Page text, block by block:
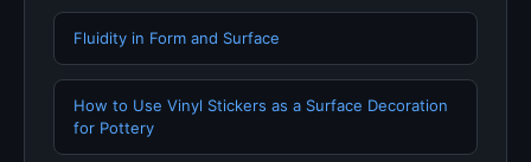
Fluidity in Form and Surface
How to Use Vinyl Stickers as a Surface Decoration
for Pottery